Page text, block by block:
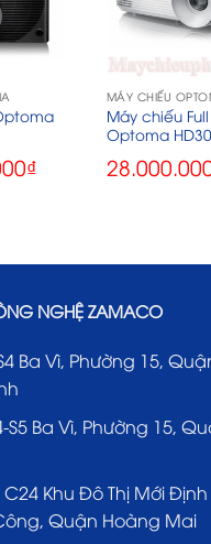
₫
MÁY CHIẾU
Máy chiếu
Optoma
NGHỆ ZAMACO
Ba Vì, Phường 15,
S5 Ba Vì, Phường 15,
Khu Đô Thị Mới
Quận Hoàng Mai